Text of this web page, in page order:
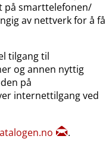
på smarttelefonen​/​
av nettverk for å få
tilgang til
og annen nyttig
på
internettilgang ved
.